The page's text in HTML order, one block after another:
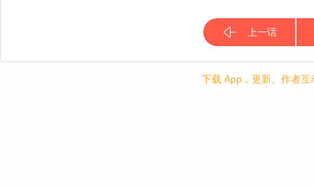
上一话
下载 App，更新、作者